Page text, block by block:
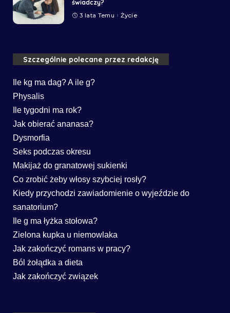
świadczy?
3 lata Temu Życie
Szczególnie polecane przez redakcję
Ile kg ma dag? A ile g?
Physalis
Ile tygodni ma rok?
Jak obierać ananasa?
Dysmorfia
Seks podczas okresu
Makijaż do granatowej sukienki
Co zrobić żeby włosy szybciej rosły?
Kiedy przychodzi zawiadomienie o wyjeździe do
sanatorium?
Ile g ma łyżka stołowa?
Zielona kupka u niemowlaka
Jak zakończyć romans w pracy?
Ból żołądka a dieta
Jak zakończyć związek